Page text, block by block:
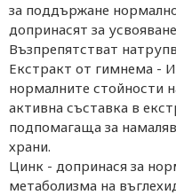
за поддържане
допринасят за
Възпрепятстват
Екстракт от гимнема -
нормалните стойности
активна съставка в
подпомагаща за
храни.
Цинк - допринася за
метаболизма на